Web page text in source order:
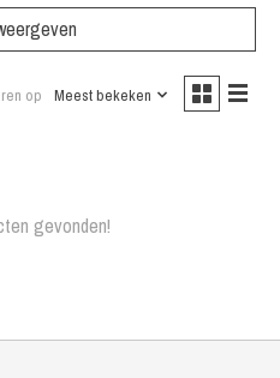
op Meest bekeken
gevonden!